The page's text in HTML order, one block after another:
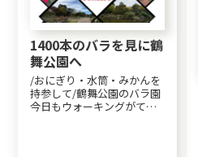
1400本のバラを見に鶴
舞公園へ
/おにぎり・水筒・みかんを
持参して/鶴舞公園のバラ園
今日もウォーキングがてら